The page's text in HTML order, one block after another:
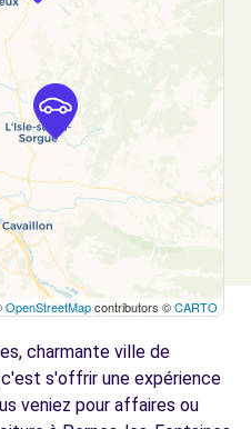
BRUN - ST-
(C)
84450
-
11.4
84320
OpenStreetMapcontributors ©CARTO
charmante ville de
s'offrir une expérience
veniez pour affaires ou